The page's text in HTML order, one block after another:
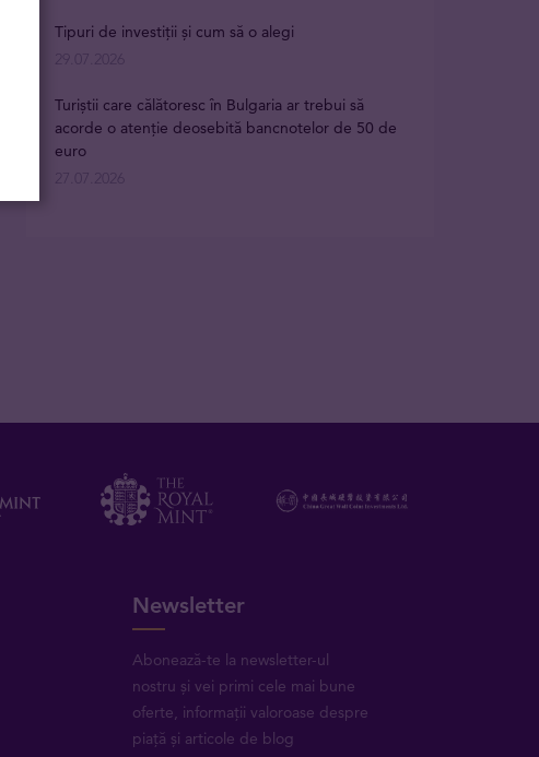
Tipuri de investiții și cum să o alegi
29.07.2026
Turiștii care călătoresc în Bulgaria ar trebui să
acorde o atenție deosebită bancnotelor de 50 de
euro
27.07.2026
Newsletter
Abonează-te la newsletter-ul
nostru și vei primi cele mai bune
oferte, informații valoroase despre
piață și articole de blog